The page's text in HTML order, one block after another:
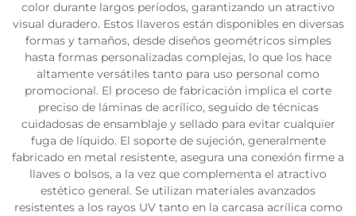
color durante largos períodos, garantizando un atractivo
visual duradero. Estos llaveros están disponibles en diversas
formas y tamaños, desde diseños geométricos simples
hasta formas personalizadas complejas, lo que los hace
altamente versátiles tanto para uso personal como
promocional. El proceso de fabricación implica el corte
preciso de láminas de acrílico, seguido de técnicas
cuidadosas de ensamblaje y sellado para evitar cualquier
fuga de líquido. El soporte de sujeción, generalmente
fabricado en metal resistente, asegura una conexión firme a
llaves o bolsos, a la vez que complementa el atractivo
estético general. Se utilizan materiales avanzados
resistentes a los rayos UV tanto en la carcasa acrílica como